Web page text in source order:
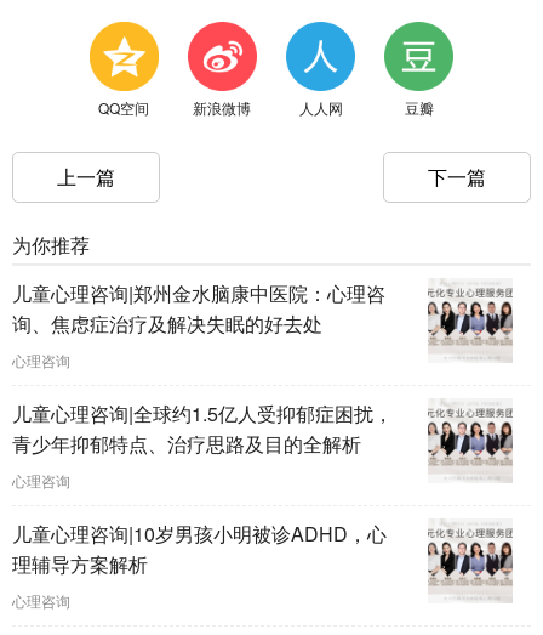
QQ空间 新浪微博 人人网 豆瓣
上一篇 下一篇
为你推荐
儿童心理咨询|郑州金水脑康中医院：心理咨
询、焦虑症治疗及解决失眠的好去处
心理咨询
儿童心理咨询|全球约1.5亿人受抑郁症困扰，
青少年抑郁特点、治疗思路及目的全解析
心理咨询
儿童心理咨询|10岁男孩小明被诊ADHD，心
理辅导方案解析
心理咨询